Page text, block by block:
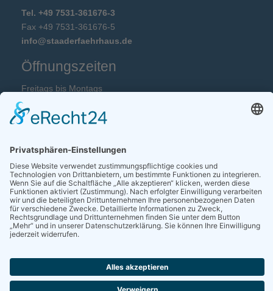
Tel. +49 7531-361676-3
Fax +49 7531-361676-5
info@staaderfaehrhaus.de
Öffnungszeiten
Freitags bis Montags
12:00 Uhr bis 14:30 Uhr und 18:00 Uhr bis 22:00 Uhr
Annahme mittags bis 13:30 und abends bis 20:00 Uhr.
Dienstag, Mittwoch und Donnerstag Ruhetag.
HYGIENEKONZEPT
Bankverbindung
IBAN: DE02 6925 0035 0004 3705 16